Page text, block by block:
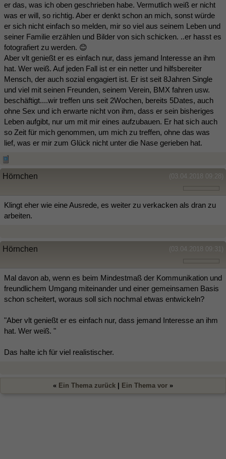
er das, was ich oben geschrieben habe. Vermutlich weiß er nicht
was er will, so richtig. Aber er denkt schon an mich, sonst würde
er sich nicht einfach so melden, mir so viel aus seinem Leben und
seiner Familie erzählen und Bilder von sich schicken. ..er hasst es
fotografiert zu werden. 😊
Aber vlt genießt er es einfach nur, dass jemand Interesse an ihm
hat. Wer weiß. Auf jeden Fall ist er ein netter und hilfsbereiter
Mensch, der auch sozial engagiert ist. Er ist seit 8Jahren Single
und viel mit seinen Freunden, seinem Verein, BMX fahren usw.
beschäftigt....wir treffen uns seit 2Wochen, bereits 5Dates, auch
ohne Sex und ich erwarte nicht von ihm, dass er sein bisheriges
Leben aufgibt, nur um mit mir eines aufzubauen. Er hat sich auch
so Zeit für mich genommen, um mich zu treffen, ohne das was
lief, was er mir zum Glück nicht unter die Nase gerieben hat.
(03.04.2018 09:28)
Hörnchen
Klingt eher wie eine Ausrede, es weiter zu verkacken als dran zu
arbeiten.
(03.04.2018 09:31)
Hörnchen
Mal davon ab, wenn es beim Mindestmaß der Kommunikation und
freundlichem Umgang miteinander und einer gemeinsamen Basis
schon scheitert, woraus soll sich nochmal etwas entwickeln?
"Aber vlt genießt er es einfach nur, dass jemand Interesse an ihm
hat. Wer weiß. "
Das halte ich für viel realistischer.
« Ein Thema zurück Ein Thema vor »